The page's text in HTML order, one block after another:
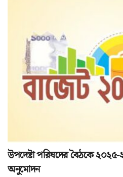
উপদেষ্টা পরিষদের বৈঠকে
অনুমোদন